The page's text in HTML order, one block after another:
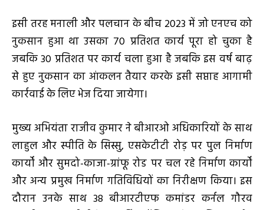
इसी तरह मनाली और पलचान के बीच 2023 में जो एनएच को
नुकसान हुआ था उसका 70 प्रतिशत कार्य पूरा हो चुका है
जबकि 30 प्रतिशत पर कार्य चला हुआ है जबकि इस वर्ष बाढ़
से हुए नुकसान का आंकलन तैयार करके इसी सप्ताह आगामी
कार्रवाई के लिए भेज दिया जायेगा।
मुख्य अभियंता राजीव कुमार ने बीआरओ अधिकारियों के साथ
लाहुल और स्पीति के सिस्सु, एसकेटीटी रोड़ पर पुल निर्माण
कार्यों और सुमदो-काजा-ग्रांफू रोड पर चल रहे निर्माण कार्यों
और अन्य प्रमुख निर्माण गतिविधियों का निरीक्षण किया। इस
दौरान उनके साथ 38 बीआरटीएफ कमांडर कर्नल गौरव